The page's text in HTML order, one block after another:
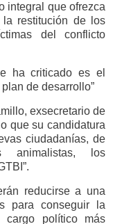
integral que ofrezca
restitución de los
del conflicto
ha criticado es el
de desarrollo”
exsecretario de
que su candidatura
ciudadanías, de
los
reducirse a una
para conseguir la
cargo político más